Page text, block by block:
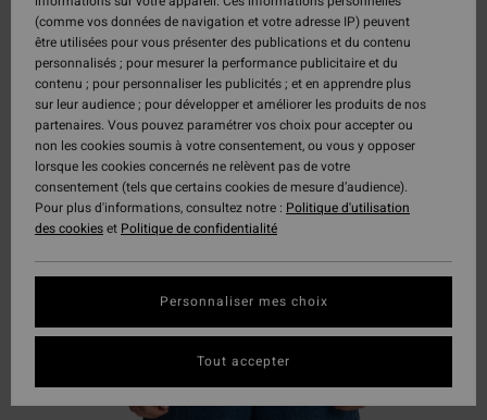
(comme vos données de navigation et votre adresse IP) peuvent
être utilisées pour vous présenter des publications et du contenu
personnalisés ; pour mesurer la performance publicitaire et du
contenu ; pour personnaliser les publicités ; et en apprendre plus
sur leur audience ; pour développer et améliorer les produits de nos
partenaires. Vous pouvez paramétrer vos choix pour accepter ou
non les cookies soumis à votre consentement, ou vous y opposer
lorsque les cookies concernés ne relèvent pas de votre
consentement (tels que certains cookies de mesure d’audience).
Pour plus d'informations, consultez notre : Politique d'utilisation
des cookieset Politique de confidentialité
Personnaliser mes choix
Tout accepter